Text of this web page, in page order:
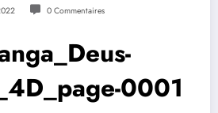
0 Commentaires
0001